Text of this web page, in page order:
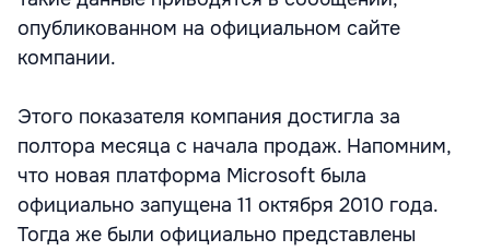
опубликованном на официальном сайте
компании.
Этого показателя компания достигла за
полтора месяца с начала продаж. Напомним,
что новая платформа Microsoft была
официально запущена 11 октября 2010 года.
Тогда же были официально представлены